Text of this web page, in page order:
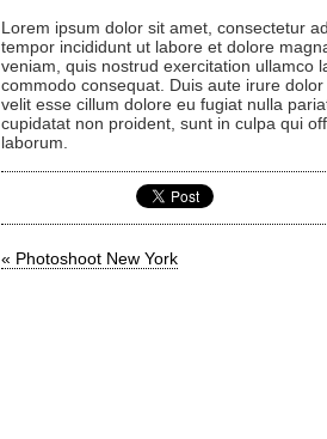
Lorem ipsum dolor sit amet, consectetur
tempor incididunt ut labore et dolore
veniam, quis nostrud exercitation ullamco
commodo consequat. Duis aute irure
velit esse cillum dolore eu fugiat nulla
cupidatat non proident, sunt in culpa qui
laborum.
« Photoshoot New York